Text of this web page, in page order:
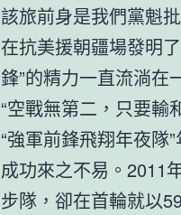
該旅前身是我們黨魁
在抗美援朝疆場發明
鋒”的精力一直流淌在
“空戰無第二，只要輸
“強軍前鋒飛翔年夜隊
成功來之不易。2011
步隊，卻在首輪就以